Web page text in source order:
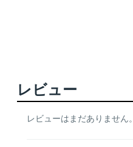
レビュー
レビューはまだありません。